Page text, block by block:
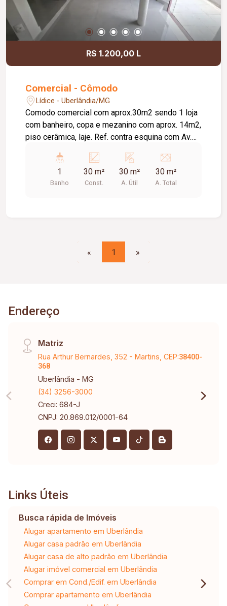
R$ 1.200,00 L
Comercial - Cômodo
Lídice - Uberlândia/MG
Comodo comercial com aprox.30m2 sendo 1 loja
com banheiro, copa e mezanino com aprox. 14m2,
piso cerâmica, laje. Ref. contra esquina com Av.
1
Banho
30 m²
Const.
30 m²
A. Útil
30 m²
A. Total
« 1 »
Endereço
Matriz
Rua Arthur Bernardes, 352 - Martins, CEP:38400-
368
Uberlândia - MG
(34) 3256-3000
Creci: 684-J
CNPJ: 20.869.012/0001-64
Links Úteis
Busca rápida de Imóveis
Alugar apartamento em Uberlândia
Alugar casa padrão em Uberlândia
Alugar casa de alto padrão em Uberlândia
Alugar imóvel comercial em Uberlândia
Comprar em Cond./Edif. em Uberlândia
Comprar apartamento em Uberlândia